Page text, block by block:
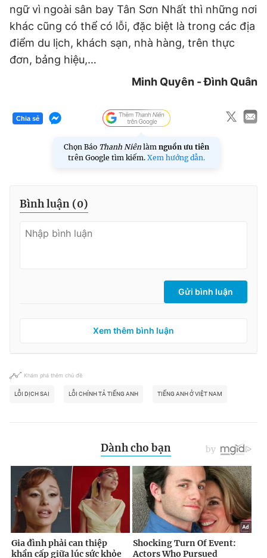
ngữ vì ngoài sân bay Tân Sơn Nhất thì những nơi
khác cũng có thể có lỗi, đặc biệt là trong các địa
điểm du lịch, khách sạn, nhà hàng, trên thực
đơn, bảng hiệu,…
Minh Quyên - Đình Quân
Chia sẻ
Chọn Báo Thanh Niên làm nguồn ưu tiên
trên Google tìm kiếm. Xem hướng dẫn.
Bình luận (0)
Gửi bình luận
Xem thêm bình luận
Khám phá thêm chủ đề
LỖI DỊCH SAI LỖI CHÍNH TẢ TIẾNG ANH TIẾNG ANH Ở VIỆT NAM